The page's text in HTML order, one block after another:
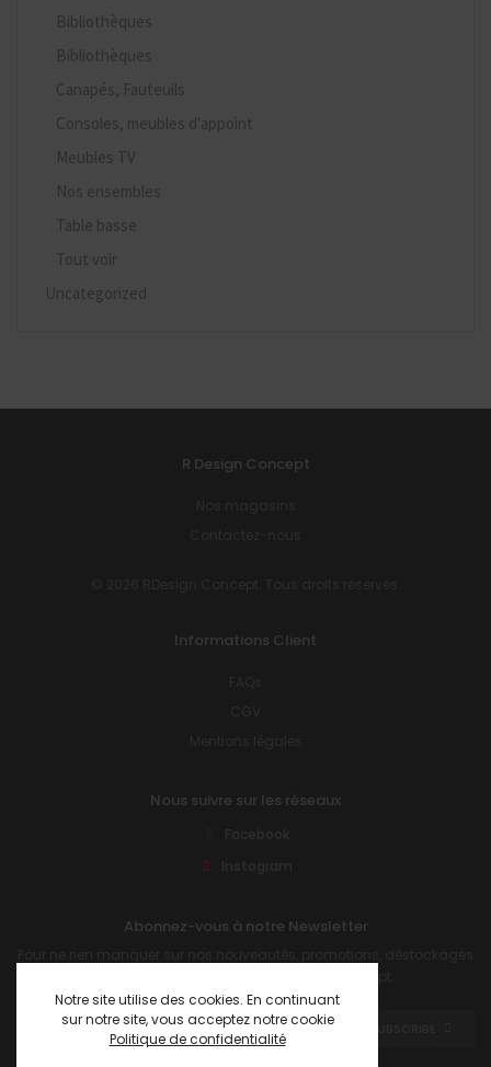
Bibliothèques
Bibliothèques
Canapés, Fauteuils
Consoles, meubles d'appoint
Meubles TV
Nos ensembles
Table basse
Tout voir
Uncategorized
R Design Concept
Informations Client
Nous suivre sur les réseaux
Abonnez-vous à notre Newsletter
Notre site utilise des cookies. En continuant
sur notre site, vous acceptez notre cookie
Politique de confidentialité